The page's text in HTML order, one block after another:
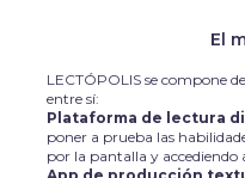
El
LECTÓPOLIS se compone
entre sí:
Plataforma de lectura
poner a prueba las
por la pantalla y accediendo